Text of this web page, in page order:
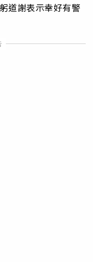
道謝表示幸好有警